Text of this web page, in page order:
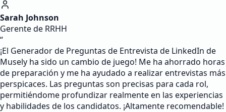
Sarah Johnson
Gerente de RRHH
“
¡El Generador de Preguntas de Entrevista de LinkedIn de
Musely ha sido un cambio de juego! Me ha ahorrado horas
de preparación y me ha ayudado a realizar entrevistas más
perspicaces. Las preguntas son precisas para cada rol,
permitiéndome profundizar realmente en las experiencias
y habilidades de los candidatos. ¡Altamente recomendable!